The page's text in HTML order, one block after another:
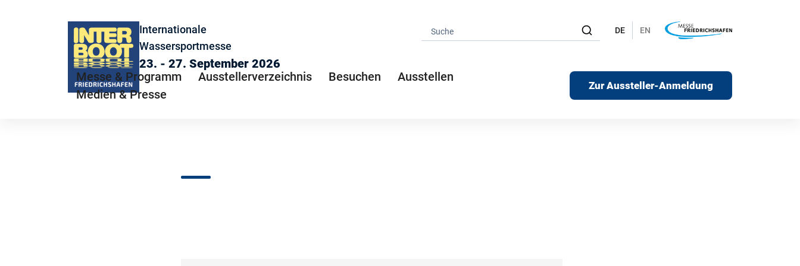
Internationale
Wassersportmesse
23. - 27. September 2026
DE EN
Messe & Programm Ausstellerverzeichnis Besuchen
Ausstellen
Medien & Presse
Zur Aussteller-Anmeldung